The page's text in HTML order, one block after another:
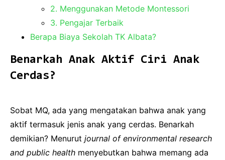
2. Menggunakan Metode Montessori
3. Pengajar Terbaik
Berapa Biaya Sekolah TK Albata?
Benarkah Anak Aktif Ciri Anak
Cerdas?
Sobat MQ, ada yang mengatakan bahwa anak yang
aktif termasuk jenis anak yang cerdas. Benarkah
demikian? Menurut journal of environmental research
and public health menyebutkan bahwa memang ada